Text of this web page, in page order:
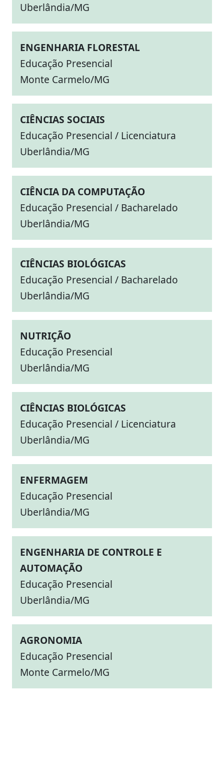
Uberlândia/MG
ENGENHARIA FLORESTAL
Educação Presencial
Monte Carmelo/MG
CIÊNCIAS SOCIAIS
Educação Presencial / Licenciatura
Uberlândia/MG
CIÊNCIA DA COMPUTAÇÃO
Educação Presencial / Bacharelado
Uberlândia/MG
CIÊNCIAS BIOLÓGICAS
Educação Presencial / Bacharelado
Uberlândia/MG
NUTRIÇÃO
Educação Presencial
Uberlândia/MG
CIÊNCIAS BIOLÓGICAS
Educação Presencial / Licenciatura
Uberlândia/MG
ENFERMAGEM
Educação Presencial
Uberlândia/MG
ENGENHARIA DE CONTROLE E
AUTOMAÇÃO
Educação Presencial
Uberlândia/MG
AGRONOMIA
Educação Presencial
Monte Carmelo/MG